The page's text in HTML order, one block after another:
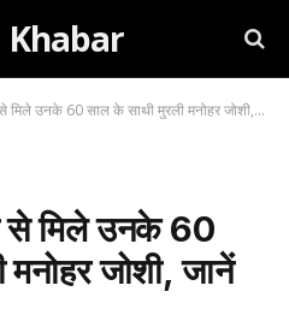
Khabar
उनके 60 साल के साथी मुरली मनोहर जोशी, जानें क्या कहा…
से मिले उनके 60
जोशी, जानें